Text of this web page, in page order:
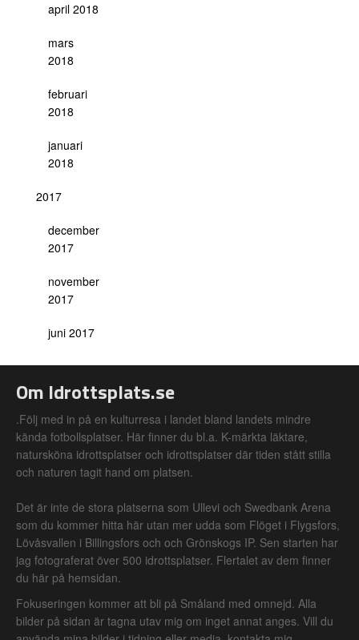
april 2018
mars
2018
februari
2018
januari
2018
2017
december
2017
november
2017
juni 2017
Om Idrottsplats.se
.Följ med in på en kulturresa i landet bland landets mindre
kända fotbollsplatser. Här finner du bl.a. K-märkta läktare,
natursköna idrottsplatser och idrottsplatser där tiden stått stilla
och naturen tagit hand om platsen.
Det är inte de stora platserna som Ullevi och Swedbank Arena
som du kommer hitta här utan mer udda som Flöget i Flygsfors,
Lövåsvallen i Billingsfors och och Grönskogs IP. Sen starten har
jag fotograferat över 500 idrottsplatser. Flertalet av dem finner
du här på hemsidan.
Fokuseringen kommer att bli på Småland med omnejd. Alla
bilder på sidan är tagna utav mig om inget annat anges. Vill du